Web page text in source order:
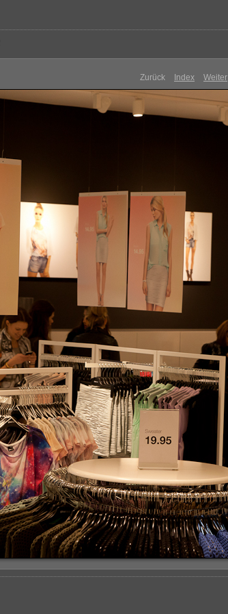
Zurück Index Weiter